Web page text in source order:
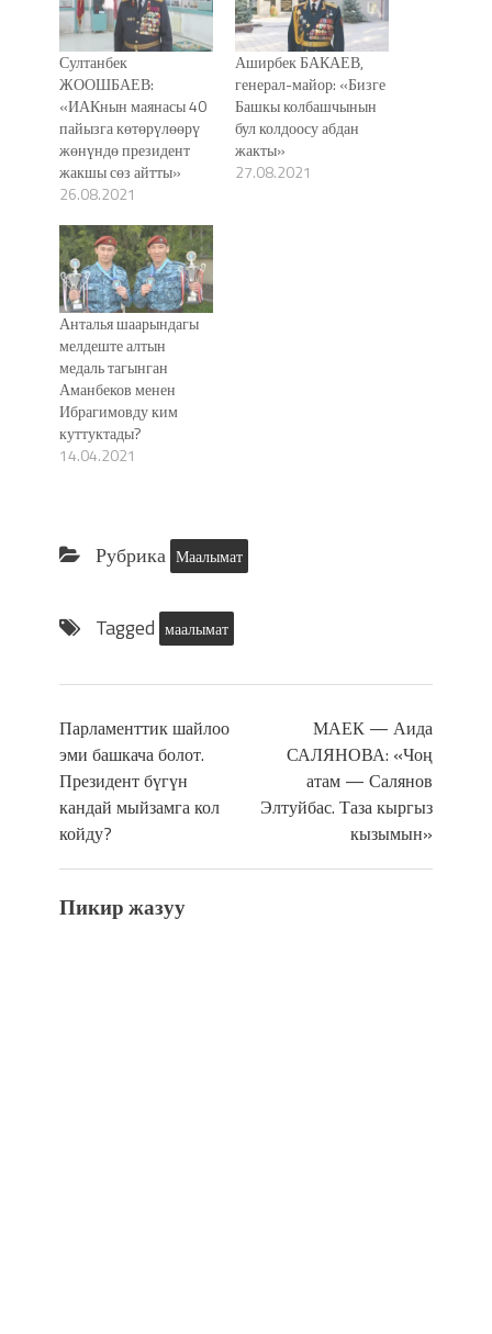
Султанбек
ЖООШБАЕВ:
«ИАКнын маянасы 40
пайызга көтөрүлөөрү
жөнүндө президент
жакшы сөз айтты»
26.08.2021
Аширбек БАКАЕВ,
генерал-майор: «Бизге
Башкы колбашчынын
бул колдоосу абдан
жакты»
27.08.2021
Анталья шаарындагы
мелдеште алтын
медаль тагынган
Аманбеков менен
Ибрагимовду ким
куттуктады?
14.04.2021
Рубрика Маалымат
Tagged маалымат
Парламенттик шайлоо
эми башкача болот.
Президент бүгүн
кандай мыйзамга кол
койду?
МАЕК — Аида
САЛЯНОВА: «Чоң
атам — Салянов
Элтуйбас. Таза кыргыз
кызымын»
Пикир жазуу